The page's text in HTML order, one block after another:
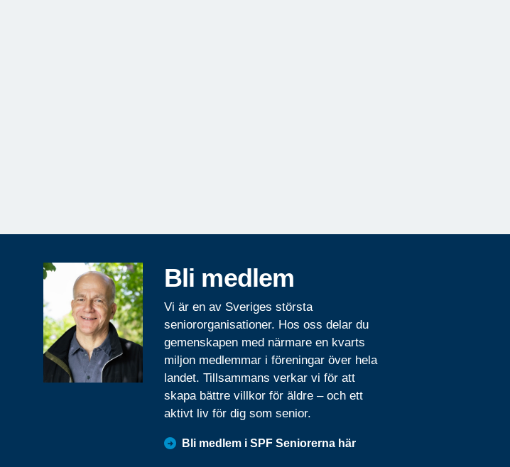
Bli medlem
Vi är en av Sveriges största
seniororganisationer. Hos oss delar du
gemenskapen med närmare en kvarts
miljon medlemmar i föreningar över hela
landet. Tillsammans verkar vi för att
skapa bättre villkor för äldre – och ett
aktivt liv för dig som senior.
Bli medlem i SPF Seniorerna här